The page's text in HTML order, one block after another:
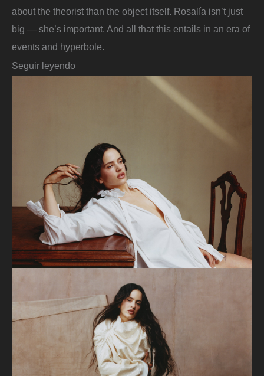
about the theorist than the object itself. Rosalía isn’t just
big — she’s important. And all that this entails in an era of
events and hyperbole.
Seguir leyendo